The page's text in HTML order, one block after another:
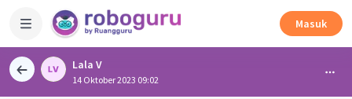
Masuk
Lala V
14 Oktober 2023 09:02